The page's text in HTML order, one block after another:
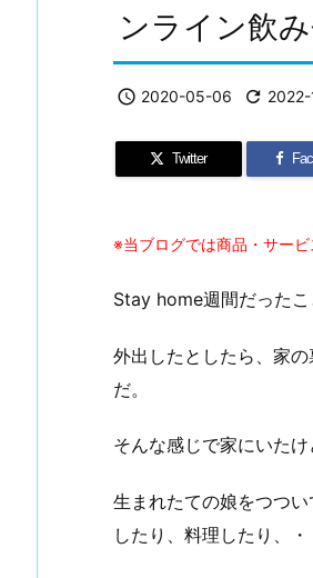
ンライン飲
 2020-05-06 
Twitter
※当ブログでは商品・サービ
Stay home週間だったこ
外出したとしたら、家
だ。
そんな感じで家にいた
生まれたての娘をつつ
したり、料理したり、